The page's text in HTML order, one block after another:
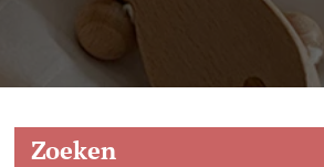
Zoeken